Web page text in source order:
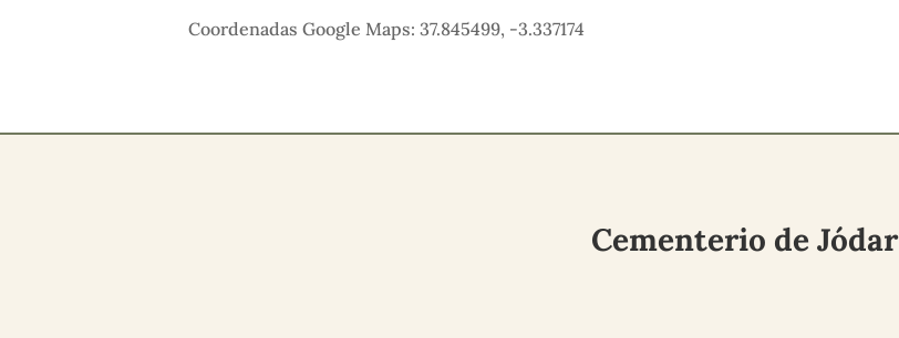
Coordenadas Google Maps: 37.845499, -3.337174
Cementerio de Jódar